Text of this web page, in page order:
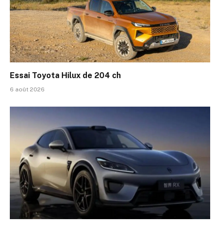
Essai Toyota Hilux de 204 ch
6 août 2026